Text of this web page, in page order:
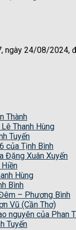
ngày 24/08/2024,
Thành
Thanh Hùng
Tuyến
của Tịnh Bình
Đặng Xuân Xuyến
Hùng
Bình
– Phương Bình
Vũ (Cần Thơ)
nguyên của Phan
Tuyến